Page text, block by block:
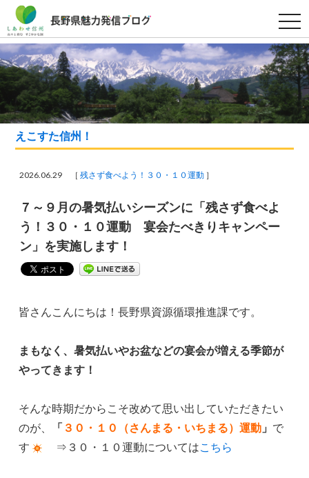
t
o
g
g
l
e
n
a
v
g
i
えこすた信州！
2026.06.29 ［残さず食べよう！３０・１０運動 ］
７～９月の暑気払いシーズンに「残さず食べよ
う！３０・１０運動 宴会たべきりキャンペー
ン」を実施します！
皆さんこんにちは！長野県資源循環推進課です。
まもなく、暑気払いやお盆などの宴会が増える季節が
やってきます！
そんな時期だからこそ改めて思い出していただきたい
のが、
「 ３０・１０（さんまる・いちまる）運動 」 で
す
⇒３０・１０運動についてはこちら